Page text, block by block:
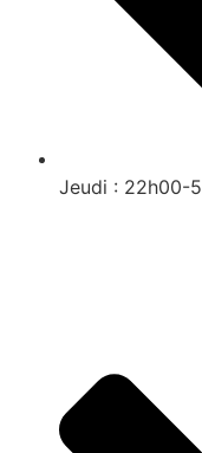
Jeudi : 22h00-